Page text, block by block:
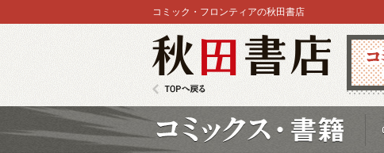
コミッ
コミック・フロンティアの秋田書店